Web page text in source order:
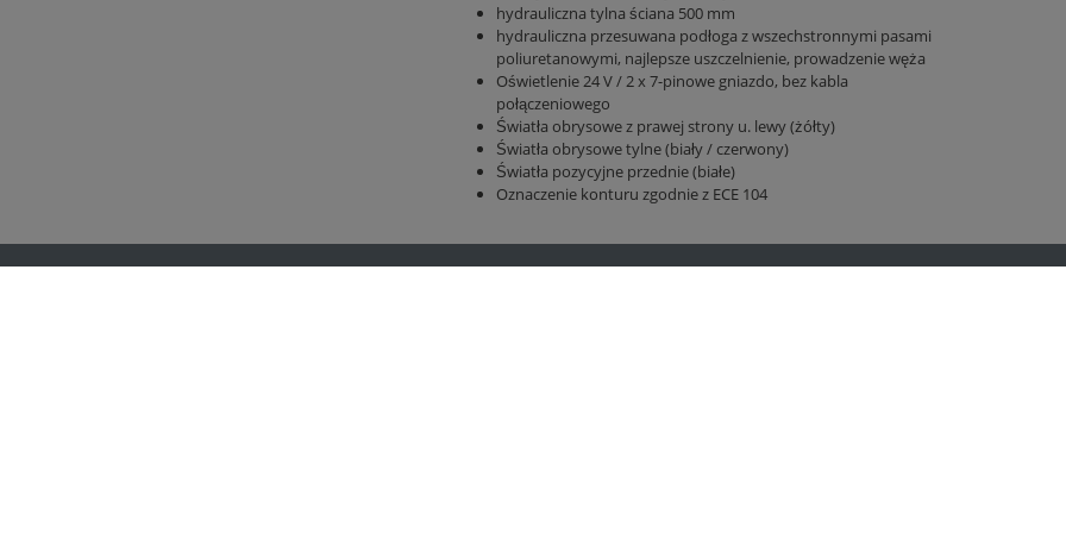
hydrauliczna tylna ściana 500 mm
hydrauliczna przesuwana podłoga z wszechstronnymi pasami
poliuretanowymi, najlepsze uszczelnienie, prowadzenie węża
Oświetlenie 24 V / 2 x 7-pinowe gniazdo, bez kabla
połączeniowego
Światła obrysowe z prawej strony u. lewy (żółty)
Światła obrysowe tylne (biały / czerwony)
Światła pozycyjne przednie (białe)
Oznaczenie konturu zgodnie z ECE 104